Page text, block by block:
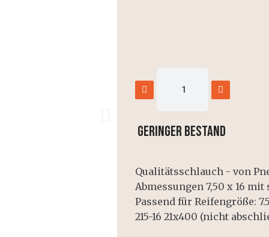
GERINGER BESTAND
Qualitätsschlauch - von
Abmessungen 7,50 x 16
Passend für Reifengröße:
215-16 21x400 (nicht